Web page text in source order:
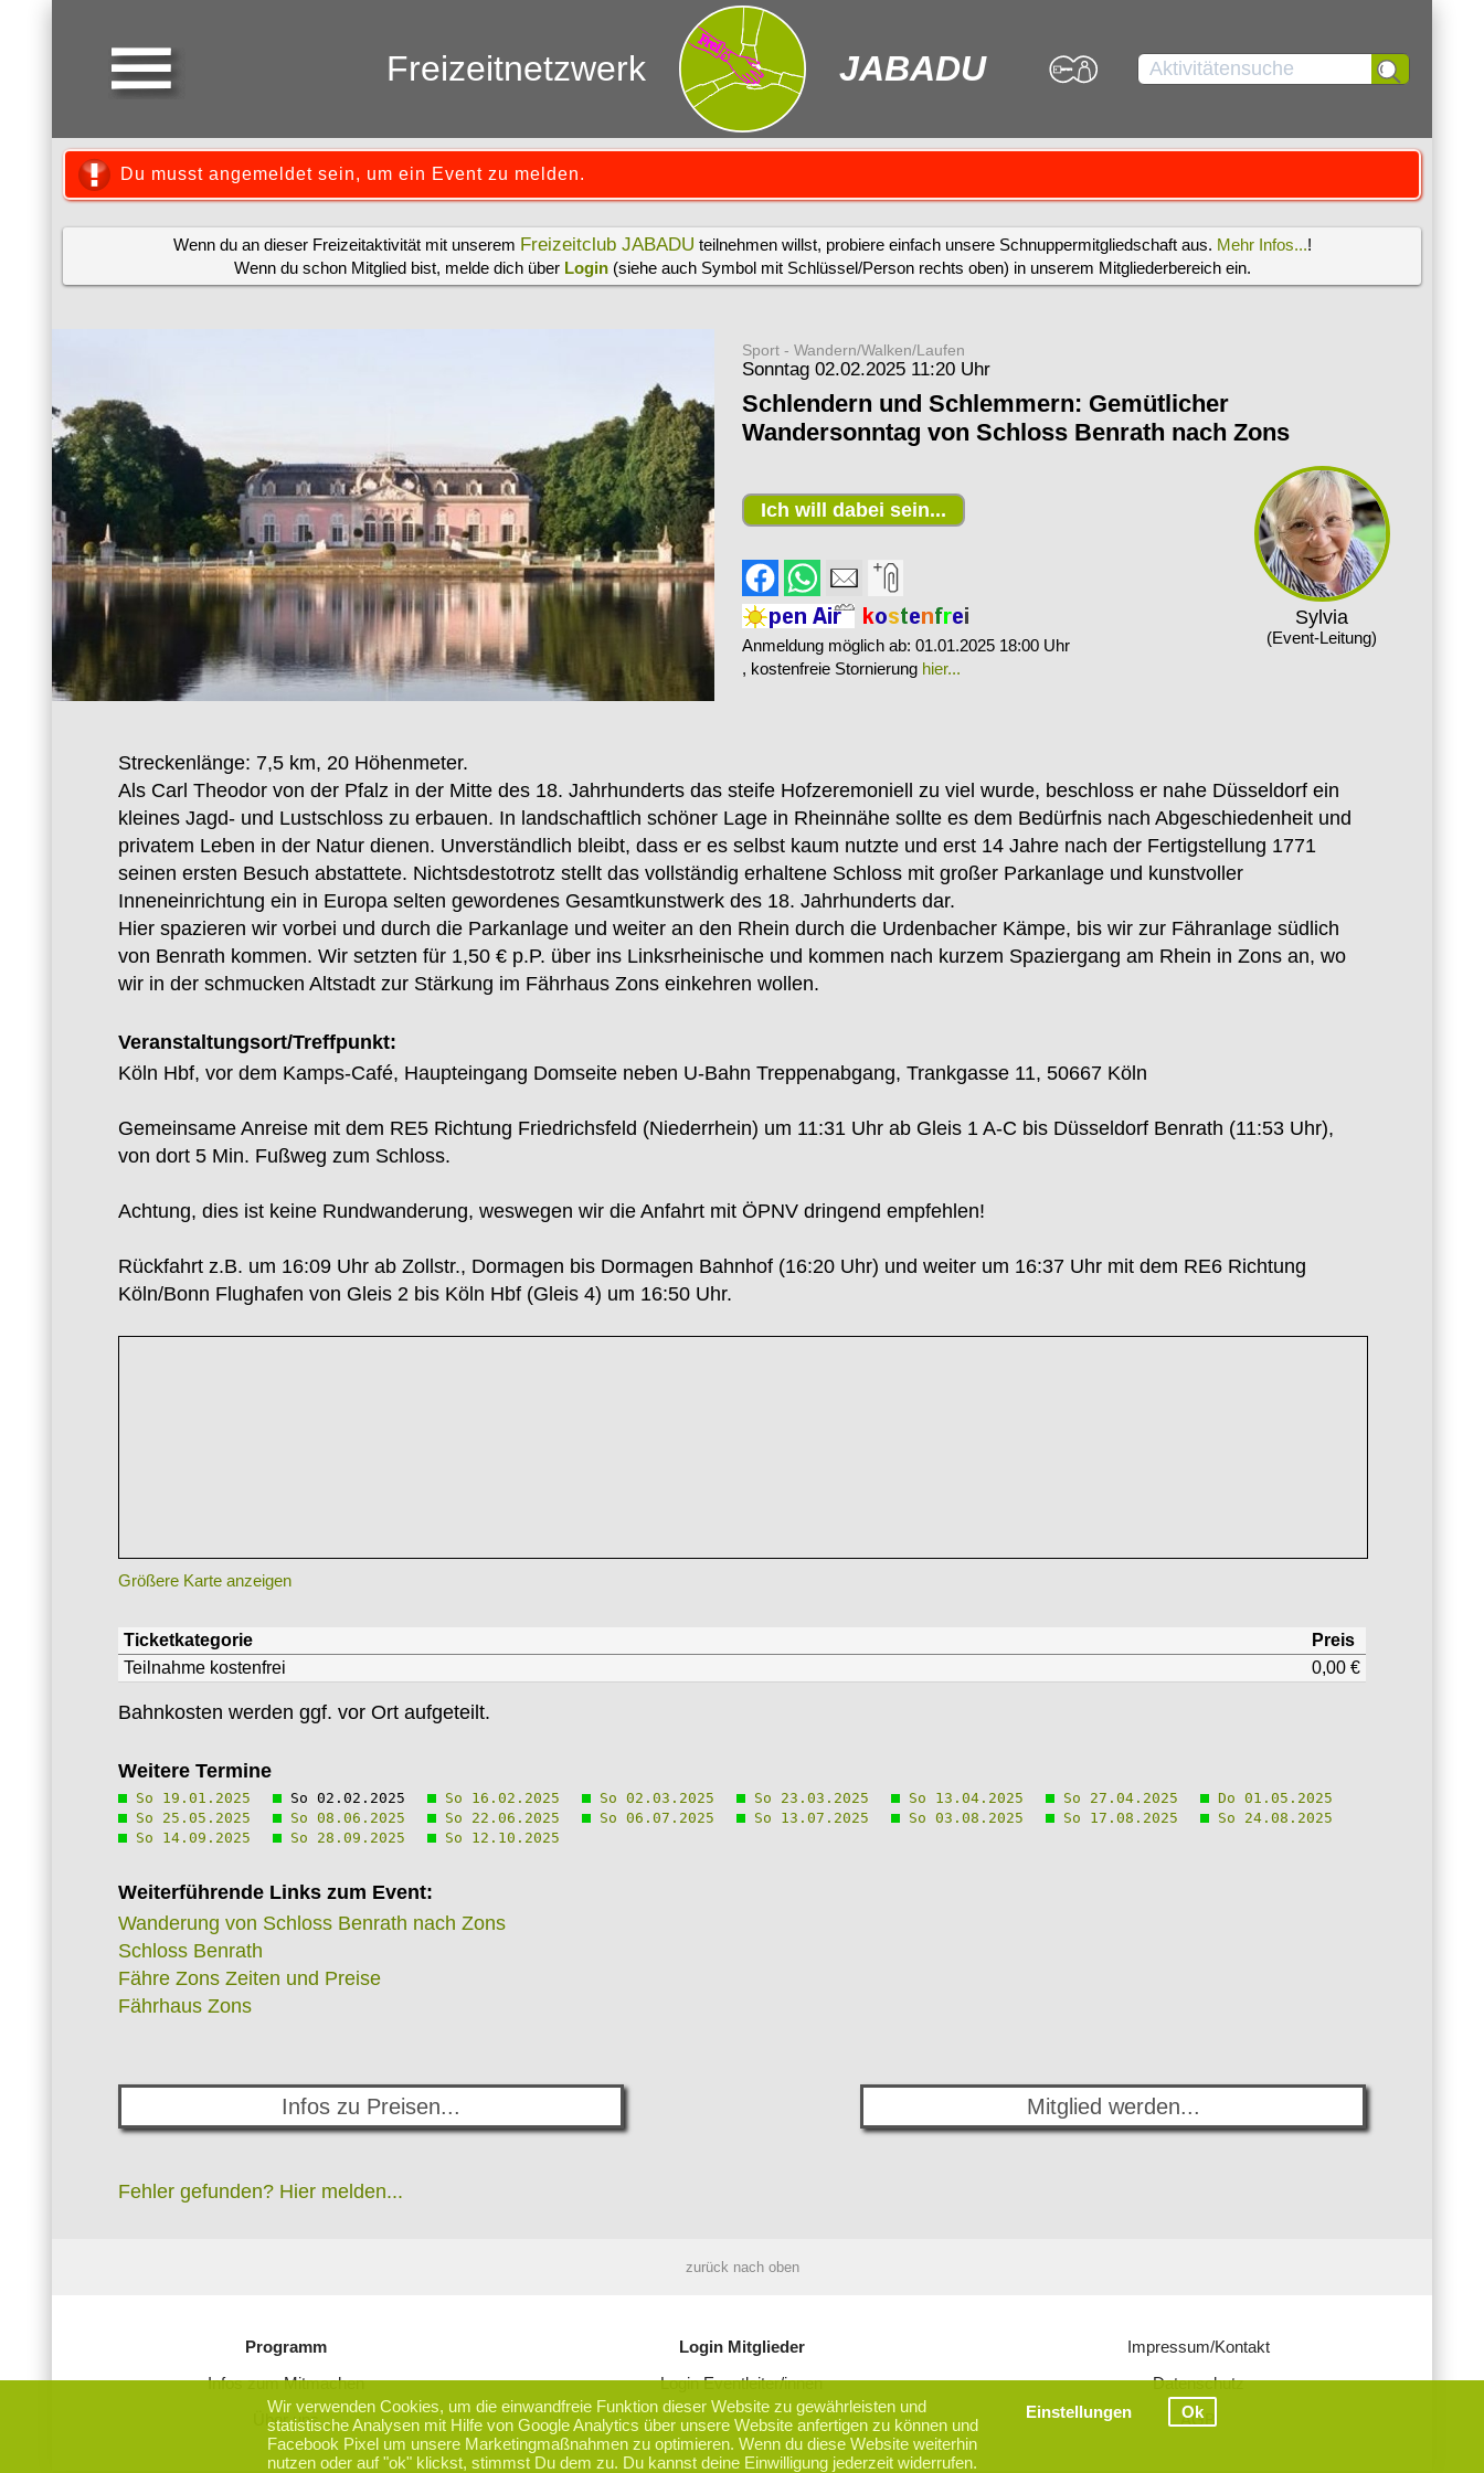
Freizeitnetzwerk JABADU
Du musst angemeldet sein, um ein Event zu melden.
Wenn du an dieser Freizeitaktivität mit unserem Freizeitclub JABADU teilnehmen willst, probiere einfach unsere Schnuppermitgliedschaft aus. Mehr Infos...!
Wenn du schon Mitglied bist, melde dich über Login(siehe auch Symbol mit Schlüssel/Person rechts oben) in unserem Mitgliederbereich ein.
Sport - Wandern/Walken/Laufen
Sonntag 02.02.2025 11:20 Uhr
Schlendern und Schlemmern: Gemütlicher
Wandersonntag von Schloss Benrath nach Zons
Sylvia
(Event-Leitung)
Ich will dabei sein...
Anmeldung möglich ab: 01.01.2025 18:00 Uhr
, kostenfreie Stornierung hier...
Streckenlänge: 7,5 km, 20 Höhenmeter.
Als Carl Theodor von der Pfalz in der Mitte des 18. Jahrhunderts das steife Hofzeremoniell zu viel wurde, beschloss er nahe Düsseldorf ein
kleines Jagd- und Lustschloss zu erbauen. In landschaftlich schöner Lage in Rheinnähe sollte es dem Bedürfnis nach Abgeschiedenheit und
privatem Leben in der Natur dienen. Unverständlich bleibt, dass er es selbst kaum nutzte und erst 14 Jahre nach der Fertigstellung 1771
seinen ersten Besuch abstattete. Nichtsdestotrotz stellt das vollständig erhaltene Schloss mit großer Parkanlage und kunstvoller
Inneneinrichtung ein in Europa selten gewordenes Gesamtkunstwerk des 18. Jahrhunderts dar.
Hier spazieren wir vorbei und durch die Parkanlage und weiter an den Rhein durch die Urdenbacher Kämpe, bis wir zur Fähranlage südlich
von Benrath kommen. Wir setzten für 1,50 € p.P. über ins Linksrheinische und kommen nach kurzem Spaziergang am Rhein in Zons an, wo
wir in der schmucken Altstadt zur Stärkung im Fährhaus Zons einkehren wollen.
Veranstaltungsort/Treffpunkt:
Köln Hbf, vor dem Kamps-Café, Haupteingang Domseite neben U-Bahn Treppenabgang, Trankgasse 11, 50667 Köln
Gemeinsame Anreise mit dem RE5 Richtung Friedrichsfeld (Niederrhein) um 11:31 Uhr ab Gleis 1 A-C bis Düsseldorf Benrath (11:53 Uhr),
von dort 5 Min. Fußweg zum Schloss.
Achtung, dies ist keine Rundwanderung, weswegen wir die Anfahrt mit ÖPNV dringend empfehlen!
Rückfahrt z.B. um 16:09 Uhr ab Zollstr., Dormagen bis Dormagen Bahnhof (16:20 Uhr) und weiter um 16:37 Uhr mit dem RE6 Richtung
Köln/Bonn Flughafen von Gleis 2 bis Köln Hbf (Gleis 4) um 16:50 Uhr.
Größere Karte anzeigen
Ticketkategorie
Preis
Teilnahme kostenfrei
0,00 €
Bahnkosten werden ggf. vor Ort aufgeteilt.
Weitere Termine
So 19.01.2025 So 02.02.2025 So 16.02.2025 So 02.03.2025 So 23.03.2025 So 13.04.2025 So 27.04.2025
Do 01.05.2025
So 25.05.2025
So 08.06.2025 So 22.06.2025 So 06.07.2025 So 13.07.2025 So 03.08.2025 So 17.08.2025
So 24.08.2025
So 14.09.2025
So 28.09.2025 So 12.10.2025
Weiterführende Links zum Event:
Wanderung von Schloss Benrath nach Zons
Schloss Benrath
Fähre Zons Zeiten und Preise
Fährhaus Zons
Infos zu Preisen... Mitglied werden...
Fehler gefunden? Hier melden...
zurück nach oben
Programm
Infos zum Mitmachen
Über uns
Login Mitglieder
Login Eventleiter/innen
Impressum/Kontakt
Datenschutz
AGB
Wir verwenden Cookies, um die einwandfreie Funktion dieser Website zu gewährleisten und
statistische Analysen mit Hilfe von Google Analytics über unsere Website anfertigen zu können und
Facebook Pixel um unsere Marketingmaßnahmen zu optimieren. Wenn du diese Website weiterhin
nutzen oder auf "ok" klickst, stimmst Du dem zu. Du kannst deine Einwilligung jederzeit widerrufen.
Einstellungen Ok